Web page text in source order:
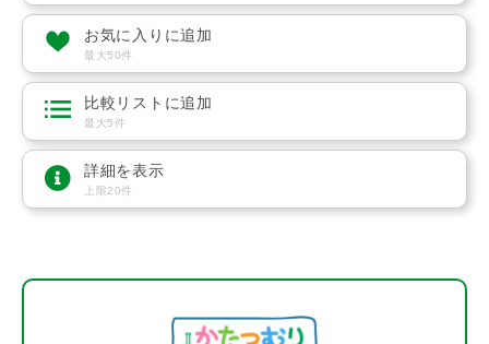
お気に入りに追加
最大50件
比較リストに追加
最大5件
詳細を表示
上限20件